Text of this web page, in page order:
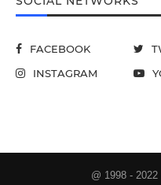
FACEBOOK
INSTAGRAM
@ 1998 -